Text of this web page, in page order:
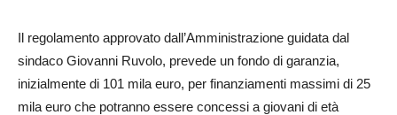
Il regolamento approvato dall’Amministrazione guidata dal
sindaco Giovanni Ruvolo, prevede un fondo di garanzia,
inizialmente di 101 mila euro, per finanziamenti massimi di 25
mila euro che potranno essere concessi a giovani di età